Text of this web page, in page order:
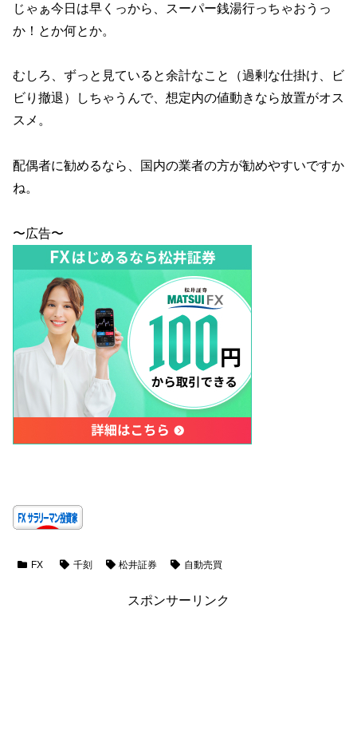
じゃぁ今日は早くっから、スーパー銭湯行っちゃおうっ
か！とか何とか。
むしろ、ずっと見ていると余計なこと（過剰な仕掛け、ビ
ビり撤退）しちゃうんで、想定内の値動きなら放置がオス
スメ。
配偶者に勧めるなら、国内の業者の方が勧めやすいですか
ね。
〜広告〜
FX 千刻 松井証券 自動売買
スポンサーリンク